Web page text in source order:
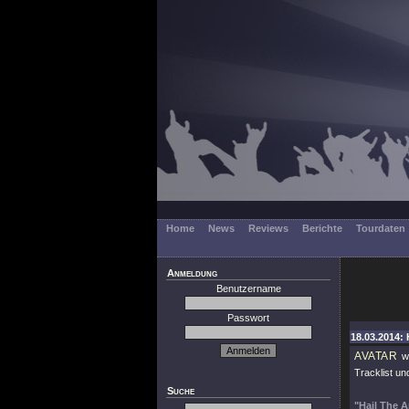
Home News Reviews Berichte Tourdaten
Anmeldung
Benutzername
Passwort
Suche
18.03.2014:
AVATAR
Tracklist
"Hail The